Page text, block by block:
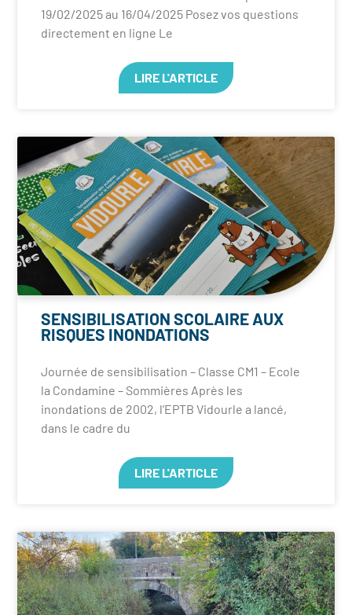
19/02/2025 au 16/04/2025 Posez vos questions
directement en ligne Le
LIRE L'ARTICLE
SENSIBILISATION SCOLAIRE AUX
RISQUES INONDATIONS
Journée de sensibilisation – Classe CM1 – Ecole
la Condamine – Sommières Après les
inondations de 2002, l’EPTB Vidourle a lancé,
dans le cadre du
LIRE L'ARTICLE